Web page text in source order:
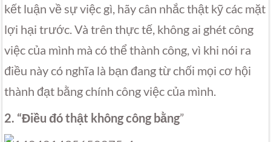
kết luận về sự việc gì, hãy cân nhắc thật kỹ các mặt
lợi hại trước. Và trên thực tế, không ai ghét công
việc của mình mà có thể thành công, vì khi nói ra
điều này có nghĩa là bạn đang từ chối mọi cơ hội
thành đạt bằng chính công việc của mình.
2. “Điều đó thật không công bằng”